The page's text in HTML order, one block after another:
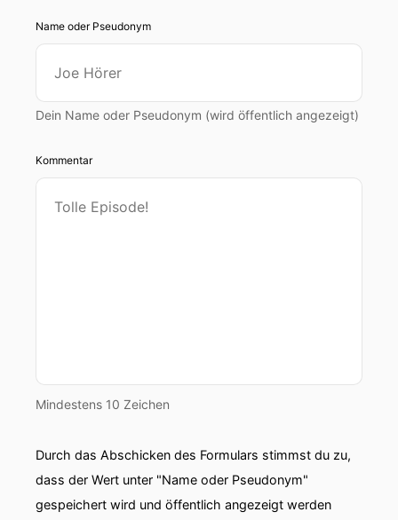
Name oder Pseudonym
Dein Name oder Pseudonym (wird öffentlich angezeigt)
Kommentar
Mindestens 10 Zeichen
Durch das Abschicken des Formulars stimmst du zu,
dass der Wert unter "Name oder Pseudonym"
gespeichert wird und öffentlich angezeigt werden